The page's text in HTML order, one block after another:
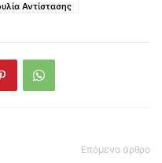
Αντίστασης
Επόμενο άρθρο